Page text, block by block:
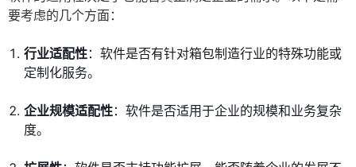
要考虑的几个方面：
行业适配性：软件是否有针对箱包制造行业的特殊功能或
定制化服务。
企业规模适配性：软件是否适用于企业的规模和业务复杂
度。